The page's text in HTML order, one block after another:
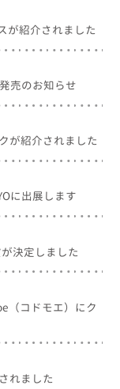
が紹介されました
売のお知らせ
が紹介されました
に出展します
決定しました
（コドモエ）にク
れました